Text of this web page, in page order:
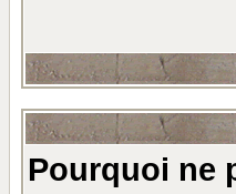
Pourquoi ne